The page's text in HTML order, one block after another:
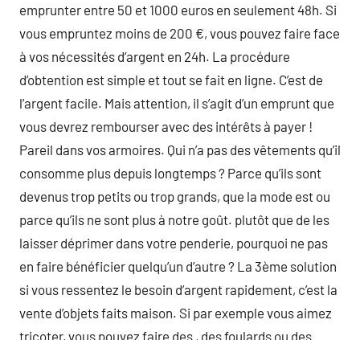
emprunter entre 50 et 1000 euros en seulement 48h. Si
vous empruntez moins de 200 €, vous pouvez faire face
à vos nécessités d’argent en 24h. La procédure
d’obtention est simple et tout se fait en ligne. C’est de
l’argent facile. Mais attention, il s’agit d’un emprunt que
vous devrez rembourser avec des intérêts à payer !
Pareil dans vos armoires. Qui n’a pas des vêtements qu’il
consomme plus depuis longtemps ? Parce qu’ils sont
devenus trop petits ou trop grands, que la mode est ou
parce qu’ils ne sont plus à notre goût. plutôt que de les
laisser déprimer dans votre penderie, pourquoi ne pas
en faire bénéficier quelqu’un d’autre ? La 3ème solution
si vous ressentez le besoin d’argent rapidement, c’est la
vente d’objets faits maison. Si par exemple vous aimez
tricoter, vous pouvez faire des , des foulards ou des